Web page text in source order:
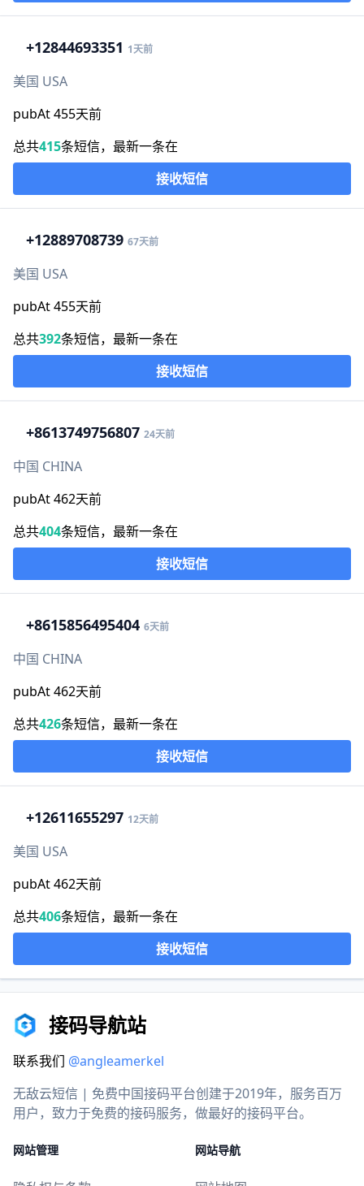
+12844693351 1天前
美国 USA
pubAt 455天前
总共415条短信，最新一条在
接收短信
+12889708739 67天前
美国 USA
pubAt 455天前
总共392条短信，最新一条在
接收短信
+8613749756807 24天前
中国 CHINA
pubAt 462天前
总共404条短信，最新一条在
接收短信
+8615856495404 6天前
中国 CHINA
pubAt 462天前
总共426条短信，最新一条在
接收短信
+12611655297 12天前
美国 USA
pubAt 462天前
总共406条短信，最新一条在
接收短信
接码导航站
联系我们 @angleamerkel
无敌云短信 | 免费中国接码平台创建于2019年，服务百万
用户，致力于免费的接码服务，做最好的接码平台。
网站管理 网站导航